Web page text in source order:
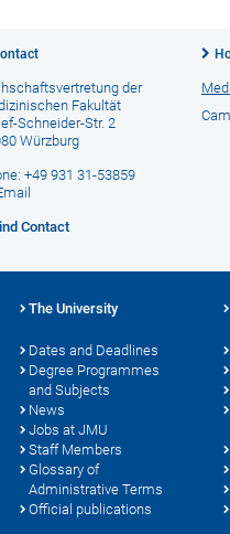
der
Fakultät
Schneider-Str. 2
Würzburg
+49 931 31-53859
Contact
The University
Dates and Deadlines
Degree Programmes
and Subjects
News
Jobs at JMU
Staff Members
Glossary of
Administrative Terms
Official publications